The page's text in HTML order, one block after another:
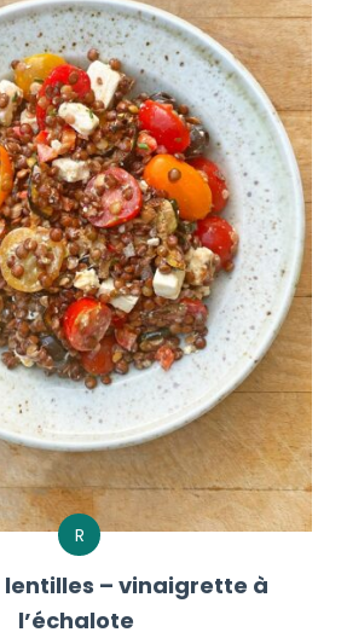
R
lentilles – vinaigrette à
l’échalote